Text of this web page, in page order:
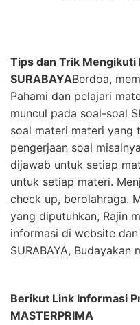
Tips dan Trik Mengikuti
SURABAYABerdoa,
Pahami dan pelajari
muncul pada soal-soal
soal materi materi yang
pengerjaan soal
dijawab untuk setiap
untuk setiap materi.
check up, berolahraga.
yang diputuhkan, Rajin
informasi di website dan
SURABAYA,
Berikut Link Informasi
MASTERPRIMA